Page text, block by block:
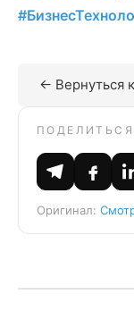
← Вернуться
ПОДЕЛИТЬСЯ
Оригинал: